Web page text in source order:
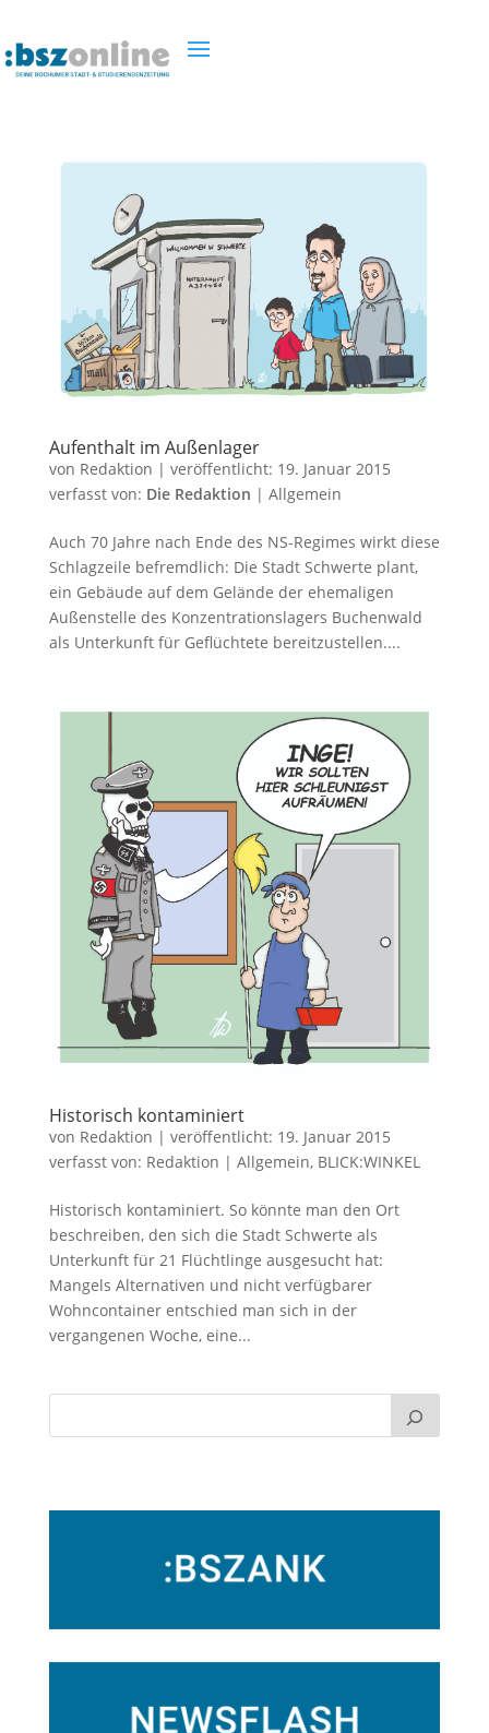
Aufenthalt im Außenlager
von Redaktion | veröffentlicht: 19. Januar 2015
verfasst von: Die Redaktion | Allgemein
Auch 70 Jahre nach Ende des NS-Regimes wirkt diese
Schlagzeile befremdlich: Die Stadt Schwerte plant,
ein Gebäude auf dem Gelände der ehemaligen
Außenstelle des Konzentrationslagers Buchenwald
als Unterkunft für Geflüchtete bereitzustellen....
Historisch kontaminiert
von Redaktion | veröffentlicht: 19. Januar 2015
verfasst von: Redaktion | Allgemein, BLICK:WINKEL
Historisch kontaminiert. So könnte man den Ort
beschreiben, den sich die Stadt Schwerte als
Unterkunft für 21 Flüchtlinge ausgesucht hat:
Mangels Alternativen und nicht verfügbarer
Wohncontainer entschied man sich in der
vergangenen Woche, eine...